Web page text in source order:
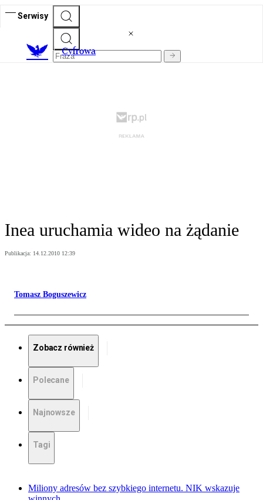
Serwisy
Cyfrowa
Inea uruchamia wideo na żądanie
Publikacja: 14.12.2010 12:39
Tomasz Boguszewicz
Zobacz również
Polecane
Najnowsze
Tagi
Miliony adresów bez szybkiego internetu. NIK wskazuje